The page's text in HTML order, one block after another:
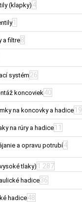
(klapky) 4
1
a filtre8
systém 26
koncoviek40
na koncovky a hadice 19
na rúry a hadice 11
a opravu potrubí4
tlaky) 1 287
hadice36
hadice48